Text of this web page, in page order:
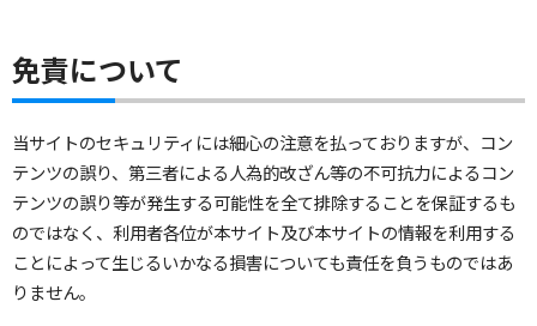
免責について
当サイトのセキュリティには細心の注意を払っておりますが、コン
テンツの誤り、第三者による人為的改ざん等の不可抗力によるコン
テンツの誤り等が発生する可能性を全て排除することを保証するも
のではなく、利用者各位が本サイト及び本サイトの情報を利用する
ことによって生じるいかなる損害についても責任を負うものではあ
りません。